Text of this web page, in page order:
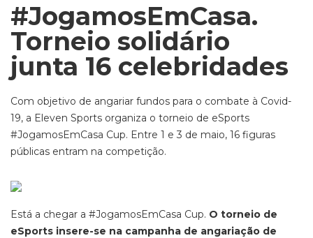
#JogamosEmCasa.
Torneio solidário
junta 16 celebridades
Com objetivo de angariar fundos para o combate à Covid-
19, a Eleven Sports organiza o torneio de eSports
#JogamosEmCasa Cup. Entre 1 e 3 de maio, 16 figuras
públicas entram na competição.
Está a chegar a #JogamosEmCasa Cup. O torneio de
eSports insere-se na campanha de angariação de